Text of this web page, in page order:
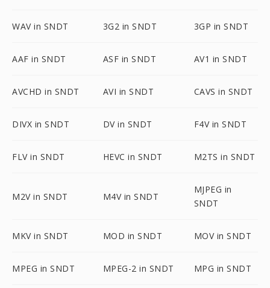
WAV in SNDT 3G2 in SNDT 3GP in SNDT
AAF in SNDT ASF in SNDT AV1 in SNDT
AVCHD in SNDT AVI in SNDT CAVS in SNDT
DIVX in SNDT DV in SNDT F4V in SNDT
FLV in SNDT HEVC in SNDT M2TS in SNDT
M2V in SNDT M4V in SNDT
MJPEG in
SNDT
MKV in SNDT MOD in SNDT MOV in SNDT
MPEG in SNDT MPEG-2 in SNDT MPG in SNDT